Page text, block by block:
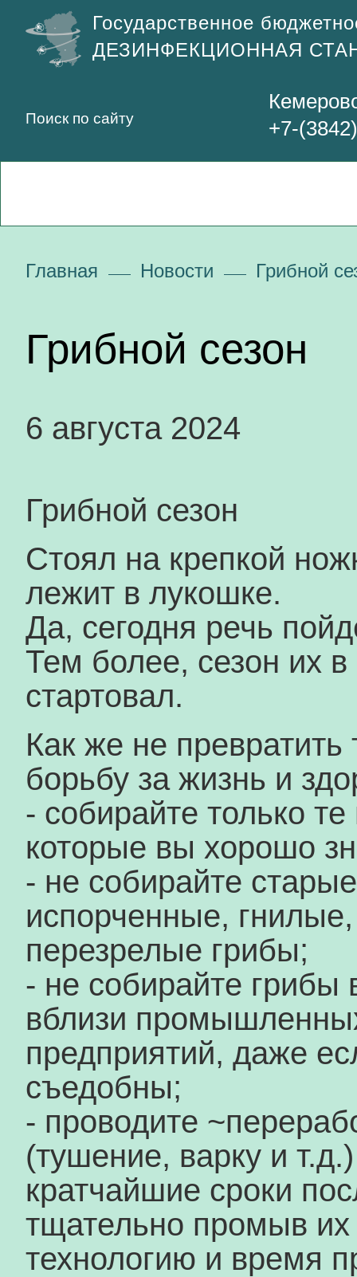
Государственное
ДЕЗИНФЕКЦИОННАЯ
+7-
Главная Новости Грибной
Грибной сезон
6 августа 2024
Грибной сезон
Стоял на крепкой
лежит в лукошке.
Да, сегодня речь
Тем более, сезон их
стартовал.
Как же не превратить
борьбу за жизнь и
- собирайте только
которые вы хорошо
- не собирайте
испорченные,
перезрелые грибы;
- не собирайте грибы
вблизи
предприятий, даже
съедобны;
- проводите
(тушение, варку и
кратчайшие сроки
тщательно промыв
технологию и время